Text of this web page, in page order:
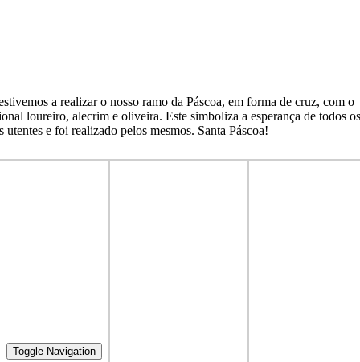
Toggle Navigation
a realizar o nosso ramo da Páscoa, em forma de cruz, com o
loureiro, alecrim e oliveira. Este simboliza a esperança de todos os
utentes e foi realizado pelos mesmos. Santa Páscoa!